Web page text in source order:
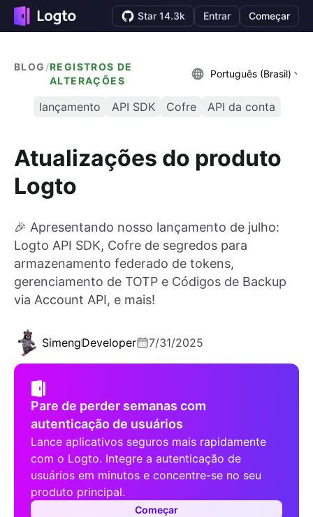
Star 14.3k Entrar Começar
BLOG /REGISTROS DE
ALTERAÇÕES
Português (Brasil)
lançamento API SDK Cofre API da conta
Atualizações do produto
Logto
🎉 Apresentando nosso lançamento de julho:
Logto API SDK, Cofre de segredos para
armazenamento federado de tokens,
gerenciamento de TOTP e Códigos de Backup
via Account API, e mais!
SimengDeveloper 7/31/2025
Pare de perder semanas com
autenticação de usuários
Lance aplicativos seguros mais rapidamente
com o Logto. Integre a autenticação de
usuários em minutos e concentre-se no seu
produto principal.
Começar